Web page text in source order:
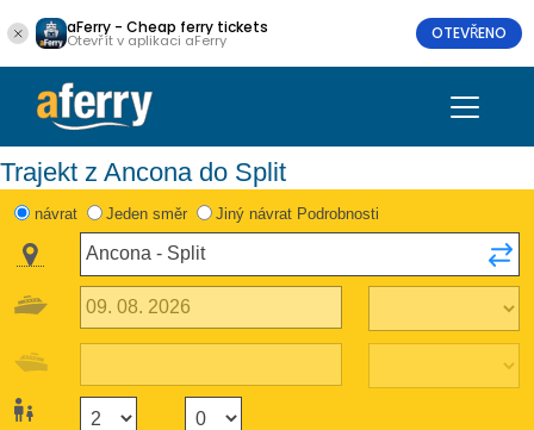
aFerry - Cheap ferry tickets
Otevřít v aplikaci aFerry OTEVŘENO
Trajekt z Ancona do Split
návrat Jeden směr Jiný návrat Podrobnosti